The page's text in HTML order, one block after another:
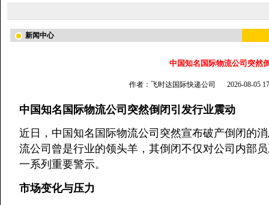
新闻中心
中国知名国际物流公司突然
作者：飞时达国际快递公司 2026-08-05
中国知名国际物流公司突然倒闭引发行业震动
近日，中国知名国际物流公司突然宣布破产倒闭的
流公司曾是行业的领头羊，其倒闭不仅对公司内部
一系列重要警示。
市场变化与压力